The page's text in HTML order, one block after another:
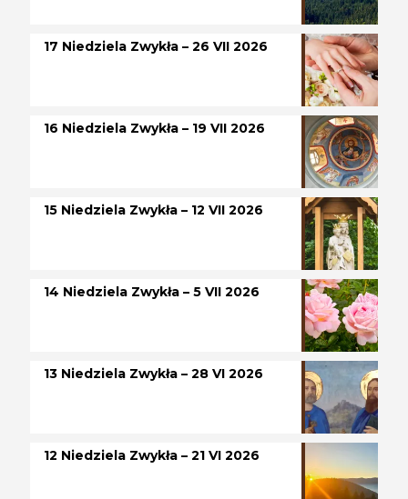
17 Niedziela Zwykła – 26 VII 2026
16 Niedziela Zwykła – 19 VII 2026
15 Niedziela Zwykła – 12 VII 2026
14 Niedziela Zwykła – 5 VII 2026
13 Niedziela Zwykła – 28 VI 2026
12 Niedziela Zwykła – 21 VI 2026